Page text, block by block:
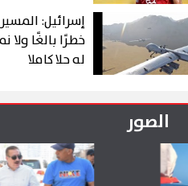
إسرائيل:
خطرًا بالغًا ولا
له حلا كاملا
الصور